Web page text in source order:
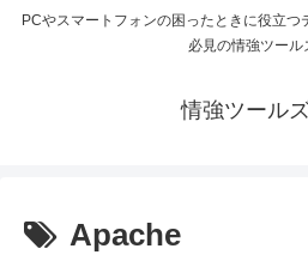
PCやスマートフォンの困ったときに役立
必見の情強ツール
情強ツール
Apache